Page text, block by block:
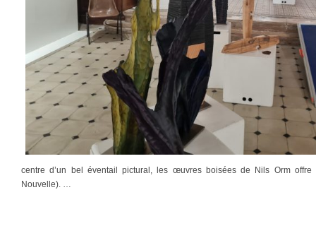
centre d’un bel éventail pictural, les œuvres boisées de Nils Orm
Nouvelle). …